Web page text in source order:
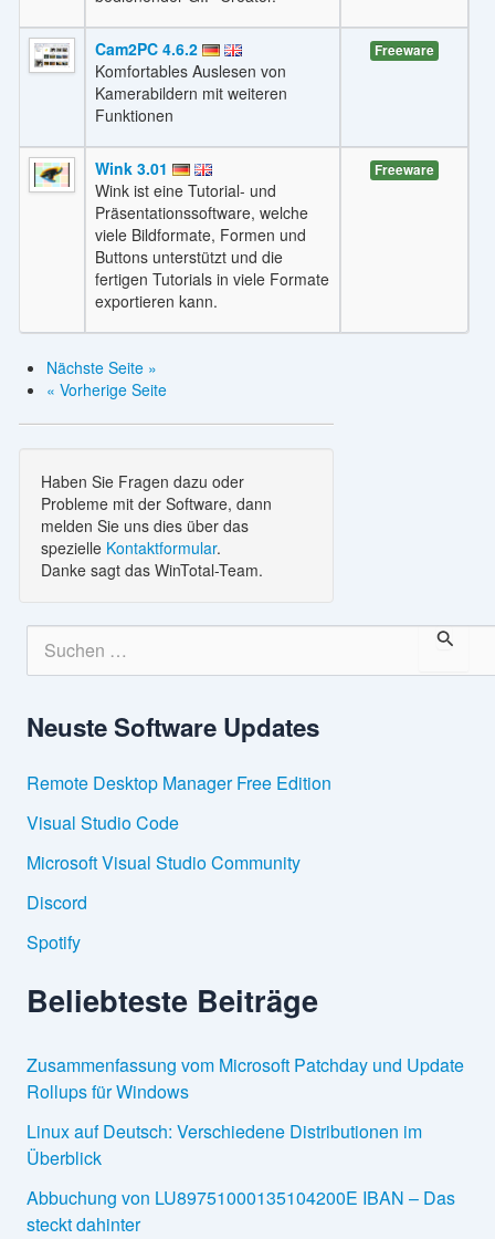
Cam2PC 4.6.2
Komfortables Auslesen von
Kamerabildern mit weiteren
Funktionen
Freeware
Wink 3.01
Wink ist eine Tutorial- und
Präsentationssoftware, welche
viele Bildformate, Formen und
Buttons unterstützt und die
fertigen Tutorials in viele Formate
exportieren kann.
Freeware
Nächste Seite »
« Vorherige Seite
Haben Sie Fragen dazu oder
Probleme mit der Software, dann
melden Sie uns dies über das
spezielle Kontaktformular.
Danke sagt das WinTotal-Team.
c
e
a
c
h
:
Neuste Software Updates
Remote Desktop Manager Free Edition
Visual Studio Code
Microsoft Visual Studio Community
Discord
Spotify
Beliebteste Beiträge
Zusammenfassung vom Microsoft Patchday und Update
Rollups für Windows
Linux auf Deutsch: Verschiedene Distributionen im
Überblick
Abbuchung von LU89751000135104200E IBAN – Das
steckt dahinter